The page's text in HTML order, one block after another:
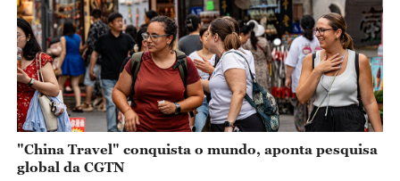
"China Travel" conquista o mundo, aponta pesquisa
global da CGTN